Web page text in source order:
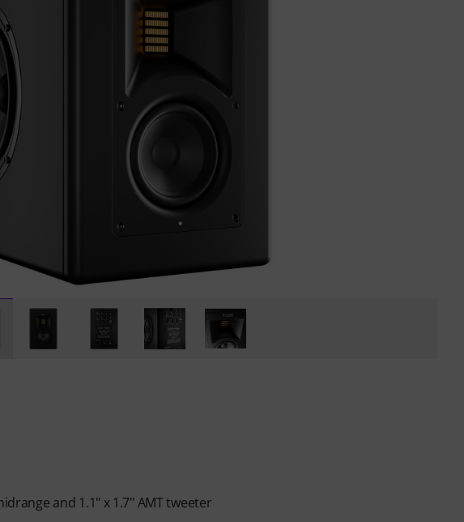
and 1.1" x 1.7" AMT tweeter